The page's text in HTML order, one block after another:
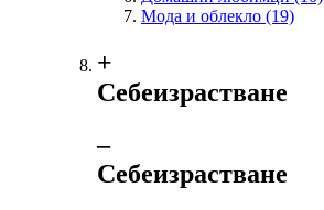
Мода и облекло (19)
+
Себеизрастване
‒
Себеизрастване